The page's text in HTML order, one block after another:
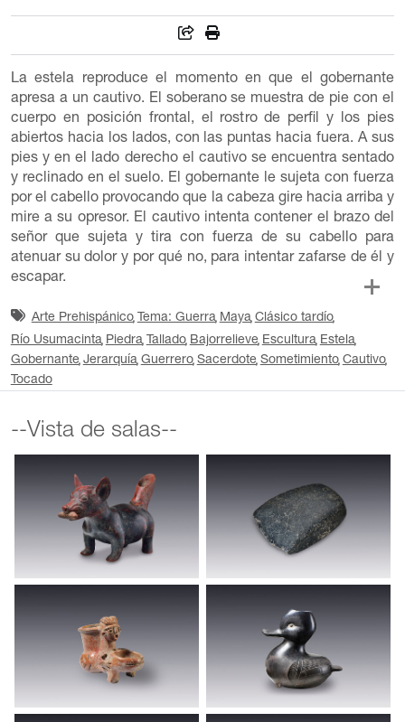
La estela reproduce el momento en que el gobernante
apresa a un cautivo. El soberano se muestra de pie con el
cuerpo en posición frontal, el rostro de perfil y los pies
abiertos hacia los lados, con las puntas hacia fuera. A sus
pies y en el lado derecho el cautivo se encuentra sentado
y reclinado en el suelo. El gobernante le sujeta con fuerza
por el cabello provocando que la cabeza gire hacia arriba y
mire a su opresor. El cautivo intenta contener el brazo del
señor que sujeta y tira con fuerza de su cabello para
atenuar su dolor y por qué no, para intentar zafarse de él y
escapar.
Arte Prehispánico Tema: Guerra Maya Clásico tardío
Río Usumacinta Piedra Tallado Bajorrelieve Escultura Estela
Gobernante Jerarquía Guerrero Sacerdote Sometimiento Cautivo
Tocado
--Vista de salas--